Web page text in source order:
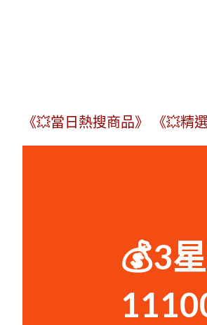
《💥當日熱搜商品》 《💥精
💰3